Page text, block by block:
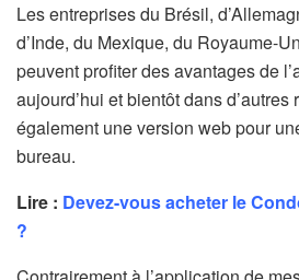
Les entreprises du Brésil,
d’Inde, du Mexique, du Royaume-
peuvent profiter des avantages de
aujourd’hui et bientôt dans
également une version web pour
bureau.
Lire : Devez-vous acheter le
?